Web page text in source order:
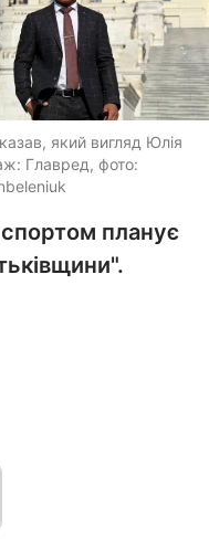
який вигляд Юлія
Главред, фото:
планує